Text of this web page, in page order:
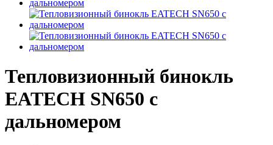
Тепловизионный бинокль
EATECH SN650 с
дальномером